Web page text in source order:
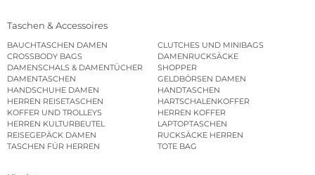
Taschen & Accessoires
BAUCHTASCHEN DAMEN
CLUTCHES UND MINIBAGS
CROSSBODY BAGS
DAMENRUCKSÄCKE
DAMENSCHALS & DAMENTÜCHER
SHOPPER
DAMENTASCHEN
GELDBÖRSEN DAMEN
HANDSCHUHE DAMEN
HANDTASCHEN
HERREN REISETASCHEN
HARTSCHALENKOFFER
KOFFER UND TROLLEYS
HERREN KOFFER
HERREN KULTURBEUTEL
LAPTOPTASCHEN
REISEGEPÄCK DAMEN
RUCKSÄCKE HERREN
TASCHEN FÜR HERREN
TOTE BAG